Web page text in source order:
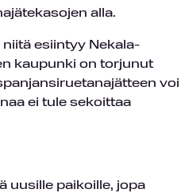
alla.
esiintyy Nekala-
kaupunki on torjunut
voi
ei tule sekoittaa
uusille paikoille, jopa